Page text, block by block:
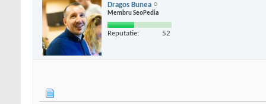
Dragos Bunea
Membru SeoPedia
Reputatie: 52